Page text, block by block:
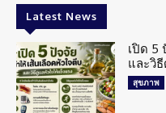
Latest News
เปิด 5
และวิ
สุขภาพ